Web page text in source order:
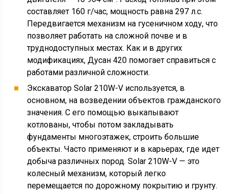
составляет 160 г/час, мощность равна 297 л.с.
Передвигается механизм на гусеничном ходу, что
позволяет работать на сложной почве и в
труднодоступных местах. Как и в других
модификациях, Дусан 420 помогает справиться с
работами различной сложности.
Экскаватор Solar 210W-V используется, в
основном, на возведении объектов гражданского
значения. С его помощью выкапывают
котлованы, чтобы потом закладывать
фундаменты многоэтажек, строить большие
объекты. Часто применяют и в карьерах, где идет
добыча различных пород. Solar 210W-V — это
колесный механизм, который легко
перемещается по дорожному покрытию и грунту.